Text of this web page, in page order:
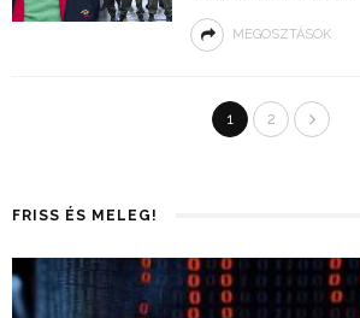
MEGOSZTÁSOK
1 2
FRISS ÉS MELEG!